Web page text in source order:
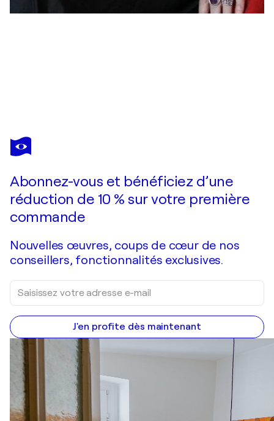
IRINA IONESCO
L'ingénue
Abonnez-vous et bénéficiez d’une
réduction de 10 % sur votre première
commande
Nouvelles œuvres, coups de cœur de nos
conseillers, fonctionnalités exclusives.
J'en profite dès maintenant